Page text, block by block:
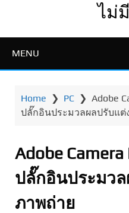
ไม่
MENU
Home ❯ PC ❯ Adobe
ปลั๊กอินประมวลผลปรับแต่
Adobe
ปลั๊กอินประมว
ภาพถ่าย